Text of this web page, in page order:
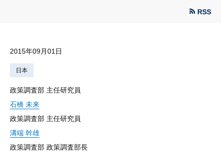
RSS
2015年09月01日
日本
政策調査部 主任研究員
石橋 未来
政策調査部 主任研究員
溝端 幹雄
政策調査部 政策調査部長